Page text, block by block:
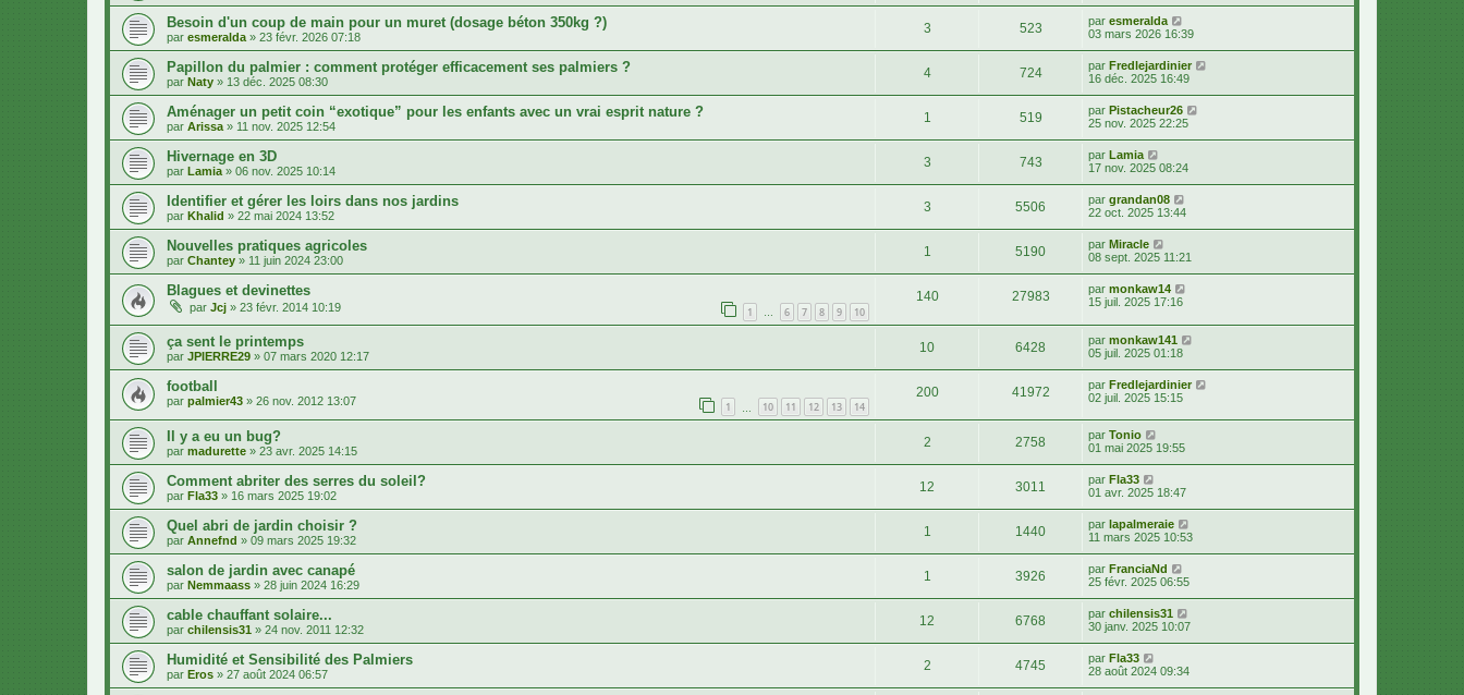
Besoin d'un coup de main pour un muret (dosage béton 350kg ?)
par esmeralda » 23 févr. 2026 07:18
3 523 par esmeralda
03 mars 2026 16:39
Papillon du palmier : comment protéger efficacement ses palmiers ?
par Naty » 13 déc. 2025 08:30
4 724 par Fredlejardinier
16 déc. 2025 16:49
Aménager un petit coin “exotique” pour les enfants avec un vrai esprit nature ?
par Arissa » 11 nov. 2025 12:54
1 519 par Pistacheur26
25 nov. 2025 22:25
Hivernage en 3D
par Lamia » 06 nov. 2025 10:14
3 743 par Lamia
17 nov. 2025 08:24
Identifier et gérer les loirs dans nos jardins
par Khalid » 22 mai 2024 13:52
3 5506 par grandan08
22 oct. 2025 13:44
Nouvelles pratiques agricoles
par Chantey » 11 juin 2024 23:00
1 5190 par Miracle
08 sept. 2025 11:21
Blagues et devinettes
par Jcj » 23 févr. 2014 10:19 1 … 6 7 8 9 10
140 27983 par monkaw14
15 juil. 2025 17:16
ça sent le printemps
par JPIERRE29 » 07 mars 2020 12:17
10 6428 par monkaw141
05 juil. 2025 01:18
football
par palmier43 » 26 nov. 2012 13:07 1 10 11 12 13 14
200 41972 par Fredlejardinier
02 juil. 2025 15:15
Il y a eu un bug?
par madurette » 23 avr. 2025 14:15
2 2758 par Tonio
01 mai 2025 19:55
Comment abriter des serres du soleil?
par Fla33 » 16 mars 2025 19:02
12 3011 par Fla33
01 avr. 2025 18:47
Quel abri de jardin choisir ?
par Annefnd » 09 mars 2025 19:32
1 1440 par lapalmeraie
11 mars 2025 10:53
salon de jardin avec canapé
par Nemmaass » 28 juin 2024 16:29
1 3926 par FranciaNd
25 févr. 2025 06:55
cable chauffant solaire...
par chilensis31 » 24 nov. 2011 12:32
12 6768 par chilensis31
30 janv. 2025 10:07
Humidité et Sensibilité des Palmiers
par Eros » 27 août 2024 06:57
2 4745 par Fla33
28 août 2024 09:34